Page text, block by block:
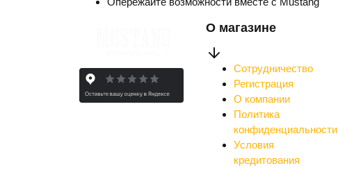
О магазине
Сотрудничество
Регистрация
О компании
Политика
конфиденциальности
Условия
кредитования